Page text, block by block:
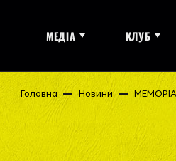
МЕДІА КЛУБ
Головна Новини